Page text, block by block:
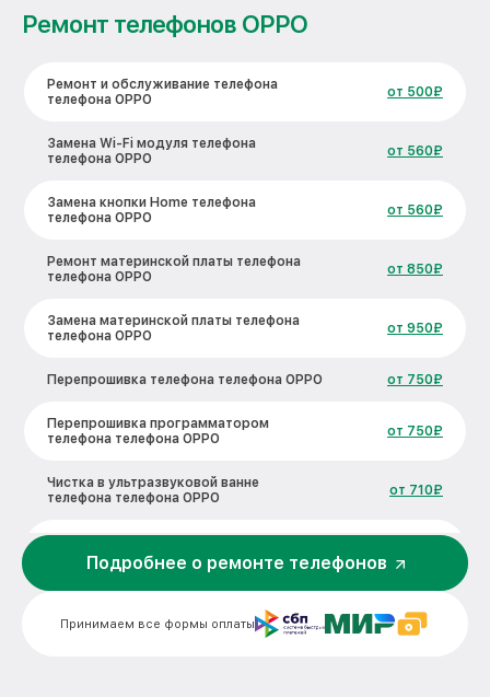
Ремонт телефонов OPPO
Ремонт и обслуживание телефона
телефона OPPO
от 500₽
Замена Wi-Fi модуля телефона
телефона OPPO
от 560₽
Замена кнопки Home телефона
телефона OPPO
от 560₽
Ремонт материнской платы телефона
телефона OPPO
от 850₽
Замена материнской платы телефона
телефона OPPO
от 950₽
Перепрошивка телефона телефона OPPO от 750₽
Перепрошивка программатором
телефона телефона OPPO
от 750₽
Чистка в ультразвуковой ванне
телефона телефона OPPO
от 710₽
телефона телефона OPPO
телефона телефона OPPO
от 750₽
Принимаем все формы оплаты
Подробнее о ремонте телефонов